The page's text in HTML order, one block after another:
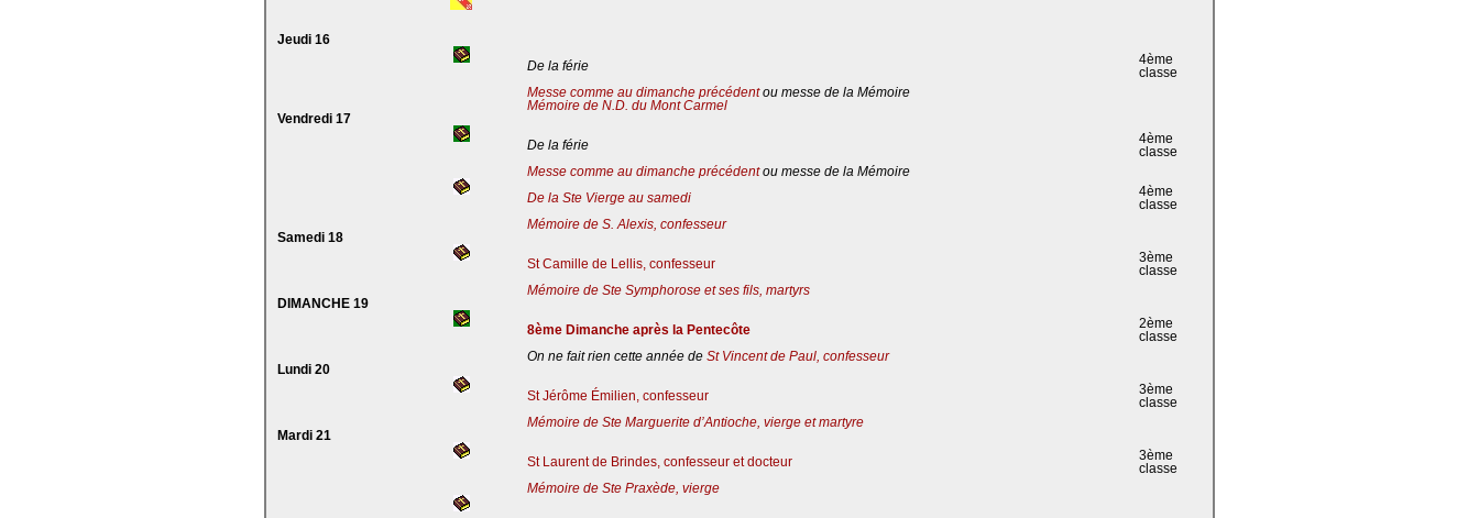
Jeudi 16
De la férie
4ème
classe
Messe comme au dimanche précédentou messe de la Mémoire
Mémoire de N.D. du Mont Carmel
Vendredi 17
De la férie
4ème
classe
Messe comme au dimanche précédentou messe de la Mémoire
De la Ste Vierge au samedi
4ème
classe
Mémoire de S. Alexis, confesseur
Samedi 18
St Camille de Lellis, confesseur
3ème
classe
Mémoire de Ste Symphorose et ses fils, martyrs
DIMANCHE 19
8ème Dimanche après la Pentecôte
2ème
classe
On ne fait rien cette année de St Vincent de Paul, confesseur
Lundi 20
St Jérôme Émilien, confesseur
3ème
classe
Mémoire de Ste Marguerite d’Antioche, vierge et martyre
Mardi 21
St Laurent de Brindes, confesseur et docteur
3ème
classe
Mémoire de Ste Praxède, vierge